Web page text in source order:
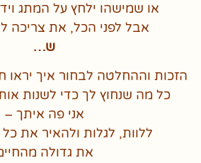
או שמישהו ילחץ על המתג
אבל לפני הכל, את צריכה
ש…
הזכות וההחלטה לבחור איך יראו
כל מה שנחוץ לך כדי לשנות
אני פה איתך –
ללוות, לגלות ולהאיר את
את גדולה